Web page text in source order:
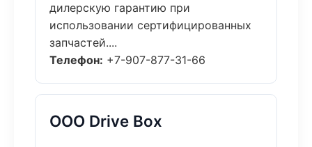
дилерскую гарантию при
использовании сертифицированных
запчастей....
Телефон: +7-907-877-31-66
ООО Drive Box